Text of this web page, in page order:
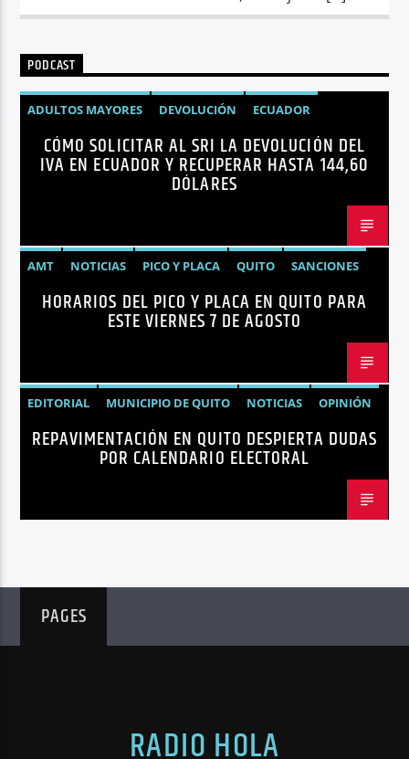
PODCAST
ADULTOS MAYORES DEVOLUCIÓN
ECUADOR
NEGOCIOS
NOTICIAS PERSONAS CON DISCAPACIDAD
CÓMO SOLICITAR AL SRI LA DEVOLUCIÓN DEL
IVA EN ECUADOR Y RECUPERAR HASTA 144,60
DÓLARES
AMT NOTICIAS PICO Y PLACA QUITO SANCIONES
HORARIOS DEL PICO Y PLACA EN QUITO PARA
ESTE VIERNES 7 DE AGOSTO
EDITORIAL MUNICIPIO DE QUITO NOTICIAS
OPINIÓN
QUITO
REPAVIMENTACIÓN
REPAVIMENTACIÓN EN QUITO DESPIERTA DUDAS
POR CALENDARIO ELECTORAL
PAGES
RADIO HOLA